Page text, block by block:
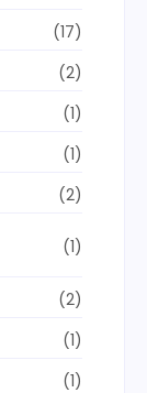
(17)
(2)
(1)
(1)
(2)
(1)
(2)
(1)
(1)